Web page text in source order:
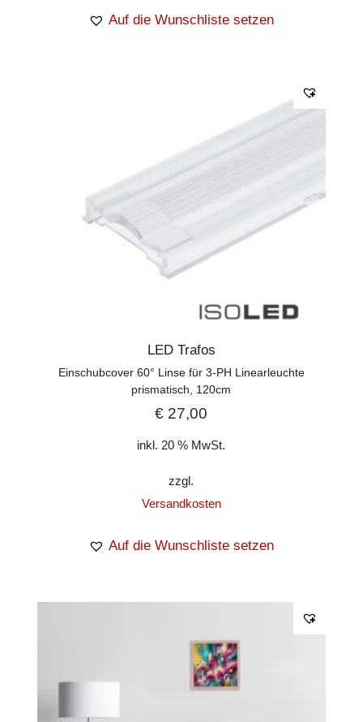
Auf die Wunschliste setzen
LED Trafos
Einschubcover 60° Linse für 3-PH Linearleuchte
prismatisch, 120cm
€ 27,00
inkl. 20 % MwSt.
zzgl.
Versandkosten
Auf die Wunschliste setzen